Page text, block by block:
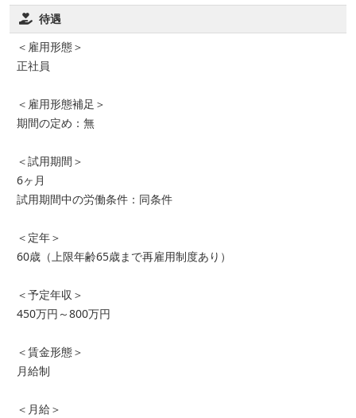
待遇
＜雇用形態＞
正社員
＜雇用形態補足＞
期間の定め：無
＜試用期間＞
6ヶ月
試用期間中の労働条件：同条件
＜定年＞
60歳（上限年齢65歳まで再雇用制度あり）
＜予定年収＞
450万円～800万円
＜賃金形態＞
月給制
＜月給＞